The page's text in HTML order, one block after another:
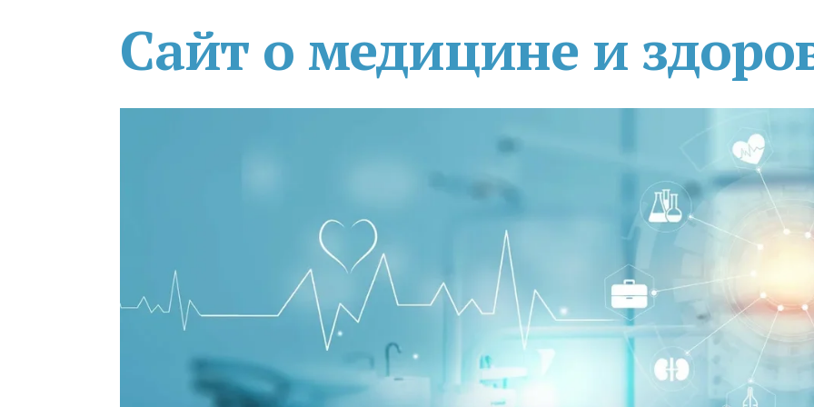
Сайт о медицине и